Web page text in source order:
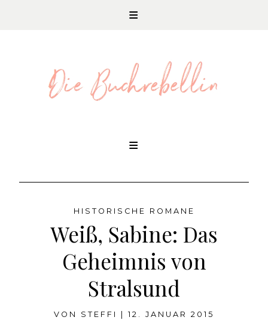
HISTORISCHE ROMANE
Weiß, Sabine: Das
Geheimnis von
Stralsund
VON STEFFI 12. JANUAR 2015